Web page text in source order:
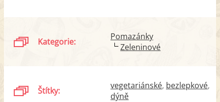
Kategorie:
Pomazánky
Zeleninové
Štítky: vegetariánské bezlepkové
dýně